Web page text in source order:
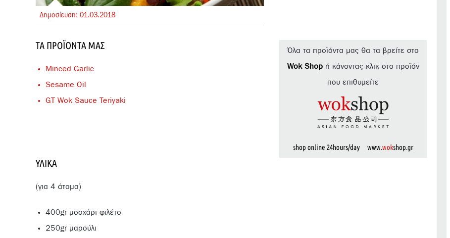
Δημοσίευση: 01.03.2018
ΤΑ ΠΡΟΪΌΝΤΑ ΜΑΣ
Minced Garlic
Sesame Oil
GT Wok Sauce Teriyaki
Όλα τα προϊόντα μας θα τα βρείτε στο
Wok Shopή κάνοντας κλικ στο προϊόν
που επιθυμείτε
shop online 24hours/day www.wokshop.gr
ΥΛΙΚΆ
(για 4 άτομα)
400gr μοσχάρι φιλέτο
250gr μαρούλι